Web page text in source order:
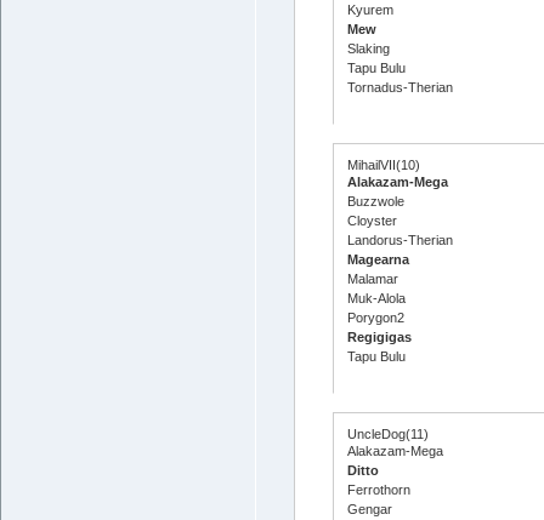
Kyurem
Mew
Slaking
Tapu Bulu
Tornadus-Therian
MihailVII(10)
Alakazam-Mega
Buzzwole
Cloyster
Landorus-Therian
Magearna
Malamar
Muk-Alola
Porygon2
Regigigas
Tapu Bulu
UncleDog(11)
Alakazam-Mega
Ditto
Ferrothorn
Gengar